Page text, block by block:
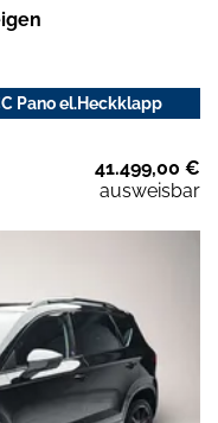
Pano el.Heckklapp
41.499,00 €
ausweisbar